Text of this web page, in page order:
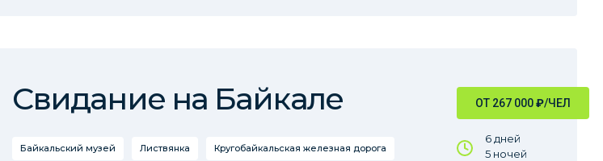
ОТ 267 000₽/ЧЕЛ
6 дней
5 ночей
Свидание на Байкале
Байкальский музей Листвянка Кругобайкальская железная дорога